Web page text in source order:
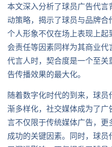
本文深入分析了球员广告代
动策略，揭示了球员与品牌
个人形象不仅在场上表现上
会责任等因素同样为其商业
代言人时，契合度是一个至
告传播效果的最大化。
随着数字化时代的到来，球
渐多样化，社交媒体成为了
言不仅限于传统媒体广告，
成功的关键因素。同时，球